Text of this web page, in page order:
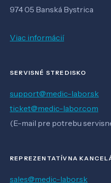
974 05 Banská Bystrica
Viac informácií
SERVISNÉ STREDISKO
support@medic-labor.sk
ticket@medic-labor.com
(E-mail pre potrebu
REPREZENTATÍVNA
sales@medic-labor.sk